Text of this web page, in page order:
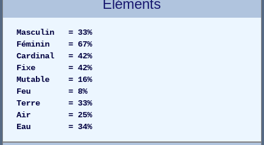
Eléments
Masculin = 33%
Féminin = 67%
Cardinal = 42%
Fixe = 42%
Mutable = 16%
Feu = 8%
Terre = 33%
Air = 25%
Eau = 34%